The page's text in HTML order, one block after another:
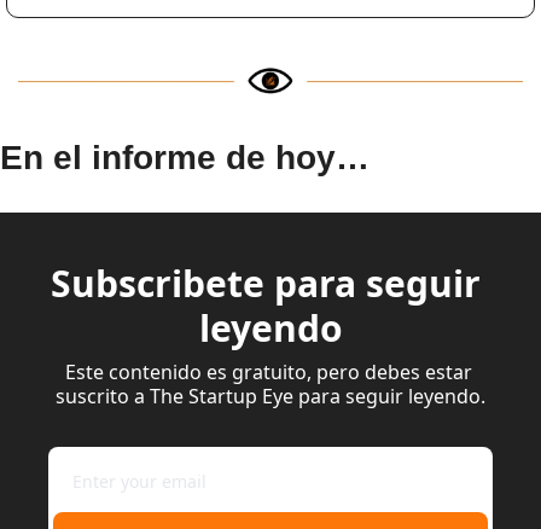
En el informe de hoy…
Subscribete para seguir
leyendo
Este contenido es gratuito, pero debes estar
suscrito a The Startup Eye para seguir leyendo.